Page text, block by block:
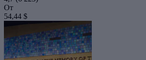
От
54,44 $